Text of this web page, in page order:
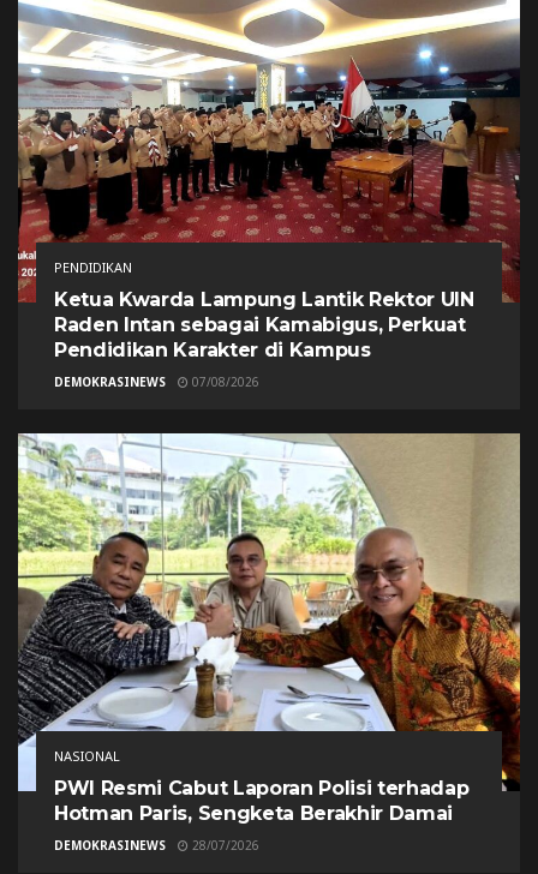
PENDIDIKAN
Ketua Kwarda Lampung Lantik Rektor UIN
Raden Intan sebagai Kamabigus, Perkuat
Pendidikan Karakter di Kampus
DEMOKRASINEWS 07/08/2026
NASIONAL
PWI Resmi Cabut Laporan Polisi terhadap
Hotman Paris, Sengketa Berakhir Damai
DEMOKRASINEWS 28/07/2026